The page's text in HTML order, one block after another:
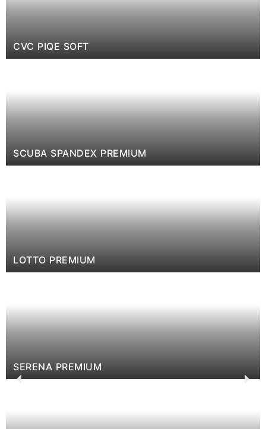
CVC PIQE SOFT
SCUBA SPANDEX PREMIUM
LOTTO PREMIUM
SERENA PREMIUM
Previous